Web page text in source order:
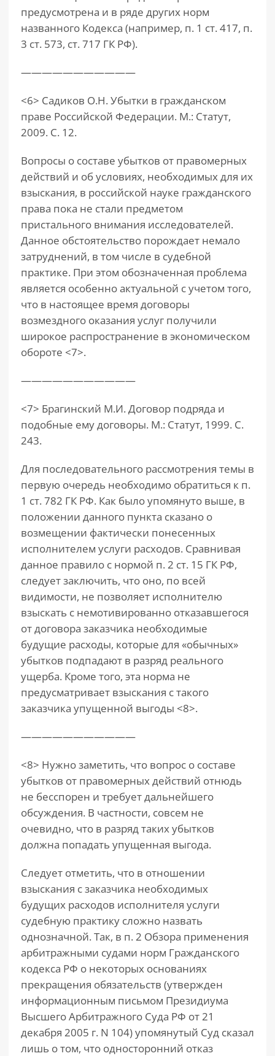
предусмотрена и в ряде других норм
названного Кодекса (например, п. 1 ст. 417, п.
3 ст. 573, ст. 717 ГК РФ).
———————————
<6> Садиков О.Н. Убытки в гражданском
праве Российской Федерации. М.: Статут,
2009. С. 12.
Вопросы о составе убытков от правомерных
действий и об условиях, необходимых для их
взыскания, в российской науке гражданского
права пока не стали предметом
пристального внимания исследователей.
Данное обстоятельство порождает немало
затруднений, в том числе в судебной
практике. При этом обозначенная проблема
является особенно актуальной с учетом того,
что в настоящее время договоры
возмездного оказания услуг получили
широкое распространение в экономическом
обороте <7>.
———————————
<7> Брагинский М.И. Договор подряда и
подобные ему договоры. М.: Статут, 1999. С.
243.
Для последовательного рассмотрения темы в
первую очередь необходимо обратиться к п.
1 ст. 782 ГК РФ. Как было упомянуто выше, в
положении данного пункта сказано о
возмещении фактически понесенных
исполнителем услуги расходов. Сравнивая
данное правило с нормой п. 2 ст. 15 ГК РФ,
следует заключить, что оно, по всей
видимости, не позволяет исполнителю
взыскать с немотивированно отказавшегося
от договора заказчика необходимые
будущие расходы, которые для «обычных»
убытков подпадают в разряд реального
ущерба. Кроме того, эта норма не
предусматривает взыскания с такого
заказчика упущенной выгоды <8>.
———————————
<8> Нужно заметить, что вопрос о составе
убытков от правомерных действий отнюдь
не бесспорен и требует дальнейшего
обсуждения. В частности, совсем не
очевидно, что в разряд таких убытков
должна попадать упущенная выгода.
Следует отметить, что в отношении
взыскания с заказчика необходимых
будущих расходов исполнителя услуги
судебную практику сложно назвать
однозначной. Так, в п. 2 Обзора применения
арбитражными судами норм Гражданского
кодекса РФ о некоторых основаниях
прекращения обязательств (утвержден
информационным письмом Президиума
Высшего Арбитражного Суда РФ от 21
декабря 2005 г. N 104) упомянутый Суд сказал
лишь о том, что односторонний отказ